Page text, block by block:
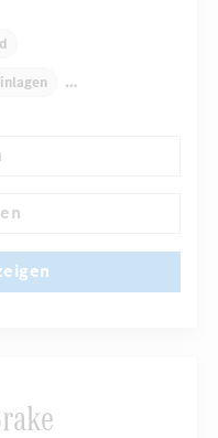
Innenspiegel